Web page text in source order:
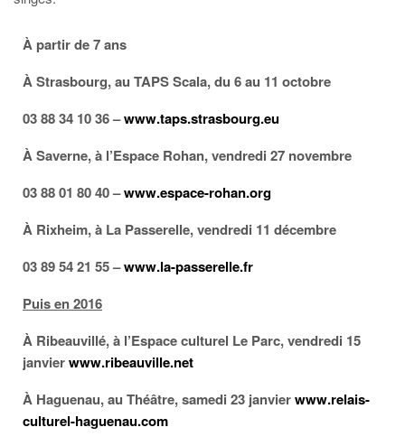
À partir de 7 ans
À Strasbourg, au TAPS Scala, du 6 au 11 octobre
03 88 34 10 36 –www.taps.strasbourg.eu
À Saverne, à l’Espace Rohan, vendredi 27 novembre
03 88 01 80 40 –www.espace-rohan.org
À Rixheim, à La Passerelle, vendredi 11 décembre
03 89 54 21 55 –www.la-passerelle.fr
Puis en 2016
À Ribeauvillé, à l’Espace culturel Le Parc, vendredi 15
janvierwww.ribeauville.net
À Haguenau, au Théâtre, samedi 23 janvierwww.relais-
culturel-haguenau.com